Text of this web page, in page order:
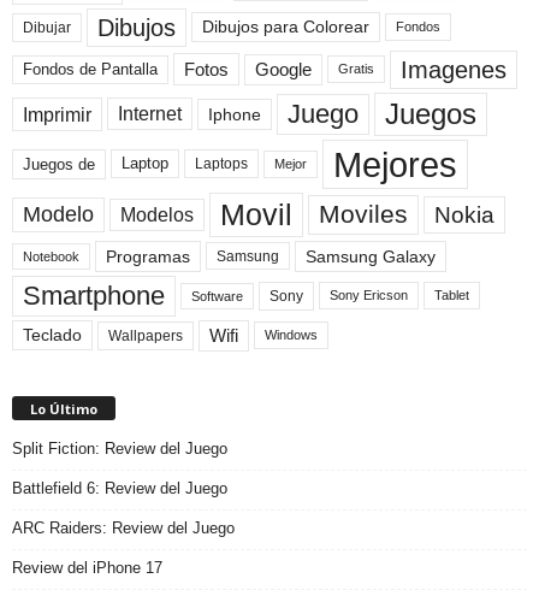
Dibujar Dibujos Dibujos para Colorear Fondos
Fondos de Pantalla Fotos Google Gratis Imagenes
Imprimir Internet Iphone Juego Juegos
Juegos de Laptop Laptops Mejor Mejores
Modelo Modelos Movil Moviles Nokia
Notebook Programas Samsung Samsung Galaxy
Smartphone Software Sony Sony Ericson Tablet
Teclado Wallpapers Wifi Windows
Lo Último
Split Fiction: Review del Juego
Battlefield 6: Review del Juego
ARC Raiders: Review del Juego
Review del iPhone 17